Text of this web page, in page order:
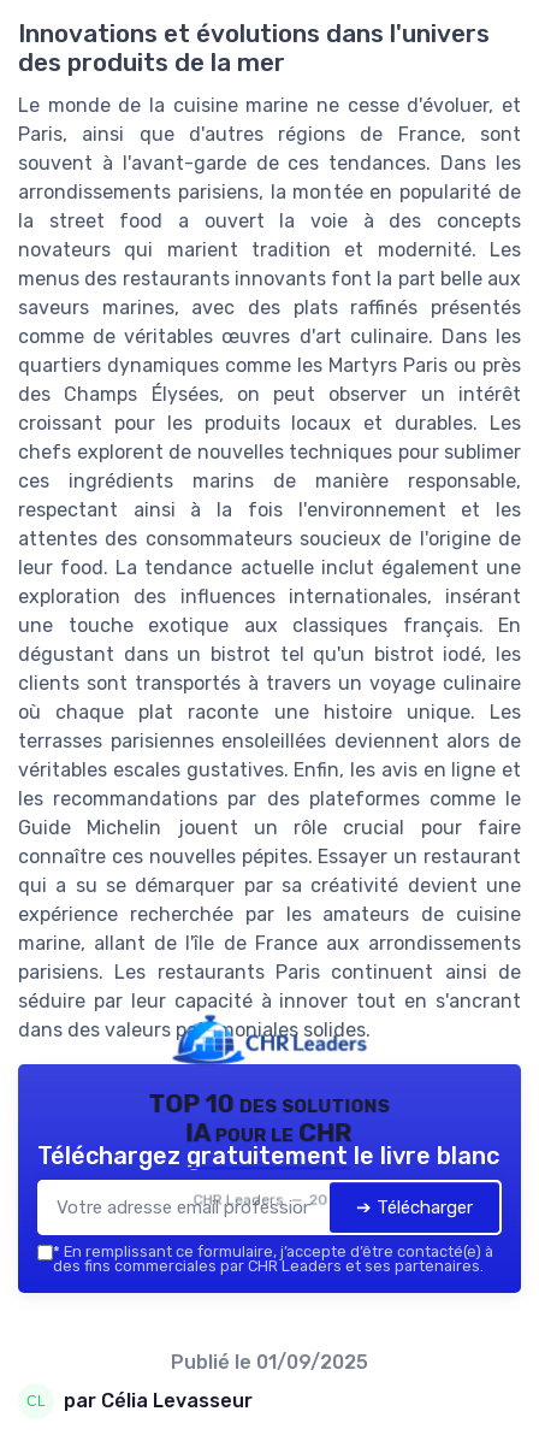
Innovations et évolutions dans l'univers
des produits de la mer
Le monde de la cuisine marine ne cesse d'évoluer, et
Paris, ainsi que d'autres régions de France, sont
souvent à l'avant-garde de ces tendances. Dans les
arrondissements parisiens, la montée en popularité de
la street food a ouvert la voie à des concepts
novateurs qui marient tradition et modernité. Les
menus des restaurants innovants font la part belle aux
saveurs marines, avec des plats raffinés présentés
comme de véritables œuvres d'art culinaire. Dans les
quartiers dynamiques comme les Martyrs Paris ou près
des Champs Élysées, on peut observer un intérêt
croissant pour les produits locaux et durables. Les
chefs explorent de nouvelles techniques pour sublimer
ces ingrédients marins de manière responsable,
respectant ainsi à la fois l'environnement et les
attentes des consommateurs soucieux de l'origine de
leur food. La tendance actuelle inclut également une
exploration des influences internationales, insérant
une touche exotique aux classiques français. En
dégustant dans un bistrot tel qu'un bistrot iodé, les
clients sont transportés à travers un voyage culinaire
où chaque plat raconte une histoire unique. Les
terrasses parisiennes ensoleillées deviennent alors de
véritables escales gustatives. Enfin, les avis en ligne et
les recommandations par des plateformes comme le
Guide Michelin jouent un rôle crucial pour faire
connaître ces nouvelles pépites. Essayer un restaurant
qui a su se démarquer par sa créativité devient une
expérience recherchée par les amateurs de cuisine
marine, allant de l'île de France aux arrondissements
parisiens. Les restaurants Paris continuent ainsi de
séduire par leur capacité à innover tout en s'ancrant
dans des valeurs patrimoniales solides.
TOP 10 des solutions
IA pour le CHR
CHR Leaders — 2026
Téléchargez gratuitement le livre blanc
➔ Télécharger
* En remplissant ce formulaire, j’accepte d’être contacté(e) à
des fins commerciales par CHR Leaders et ses partenaires.
Publié le 01/09/2025
par Célia Levasseur